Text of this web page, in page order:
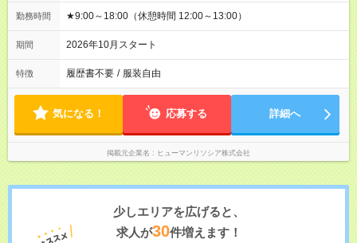
勤務時間 ★9:00～18:00（休憩時間 12:00～13:00）
期間 2026年10月スタート
特徴 履歴書不要 / 服装自由
気になる！ 応募する 詳細へ
掲載元企業名 ヒューマンリソシア株式会社
少しエリアを広げると、
求人が30件増えます！